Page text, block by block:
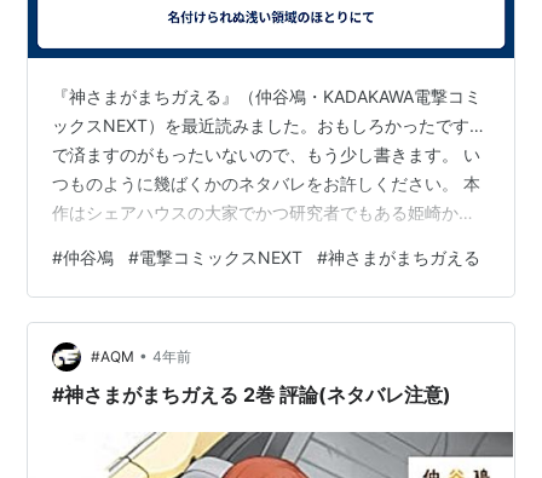
『神さまがまちガえる』（仲谷鳰・KADAKAWA電撃コミ
ックスNEXT）を最近読みました。おもしろかったです…
で済ますのがもったいないので、もう少し書きます。 い
つものように幾ばくかのネタバレをお許しください。 本
作はシェアハウスの大家でかつ研究者でもある姫崎かさ
反転する」（4話）「正体不明の生物のイメージを具現化
する」（5話）などの（想像つかぬことが発生する）バグ
が起こりやすい社会での物語です。詳細は本作をお読み
いただきたいのですが「不眠バグ」が発生する8話までは
どちらかというと比較的平穏な話が続きます（平穏って
#仲谷鳰 #電撃コミックスNEXT #神さまがまちガえる
#AQM • 4年前
#神さまがまちガえる 2巻 評論(ネタバレ注意)